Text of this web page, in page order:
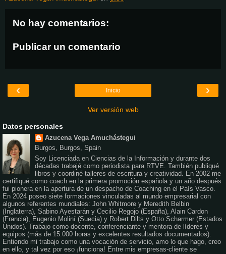
No hay comentarios:
Publicar un comentario
‹ ›
Inicio
Ver versión web
Datos personales
Azucena Vega Amuchástegui
Burgos, Burgos, Spain
Soy Licenciada en Ciencias de la Información y durante dos
décadas trabajé como periodista para RTVE. También publiqué
libros y coordiné talleres de escritura y creatividad. En 2002 me
certifiqué como coach en la primera promoción española y un año después
fui pionera en la apertura de un despacho de Coaching en el País Vasco.
En 2024 poseo siete formaciones vinculadas al mundo empresarial con
algunos referentes mundiales: John Whitmore y Meredith Belbin
(Inglaterra), Sabino Ayestarán y Cecilio Regojo (España), Alain Cardon
(Francia), Eugenio Moliní (Suecia) y Robert Dilts y Otto Scharmer (Estados
Unidos). Trabajo como docente, conferenciante y mentora de líderes y
equipos (más de 15.000 horas y excelentes resultados documentados).
Entiendo mi trabajo como una vocación de servicio, amo lo que hago, creo
en ello, y tal vez por eso ¡funciona! Entre mis empresas-cliente se